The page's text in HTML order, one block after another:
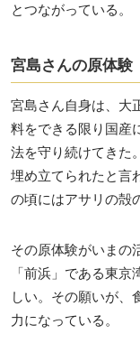
とつながっている。
宮島さんの原体験
宮島さん自身は、大
料をできる限り国産
法を守り続けてきた
埋め立てられたと言
の頃にはアサリの殻
その原体験がいまの
「前浜」である東
しい。その願いが、
力になっている。